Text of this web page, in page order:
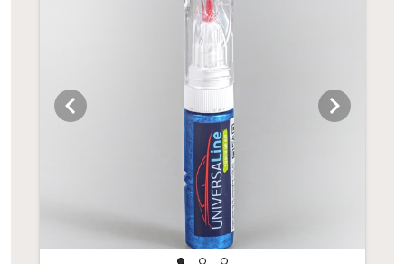
chevron_left chevron_right